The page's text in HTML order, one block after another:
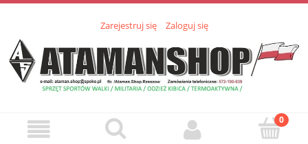
Zarejestruj się Zaloguj się